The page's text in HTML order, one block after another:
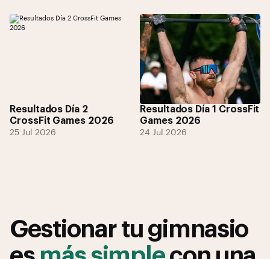
Resultados Día 2
CrossFit Games 2026
25 Jul 2026
Resultados Día 1 CrossFit
Games 2026
24 Jul 2026
Gestionar tu gimnasio